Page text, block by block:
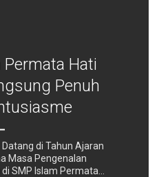
Hati
Penuh
di Tahun Ajaran
Masa Pengenalan
SMP Islam Permata…